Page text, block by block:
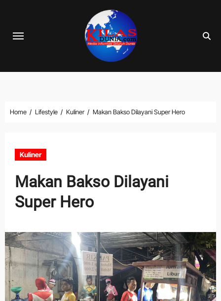
content
Home Lifestyle Kuliner Makan Bakso Dilayani Super Hero
Kuliner
Makan Bakso Dilayani
Super Hero